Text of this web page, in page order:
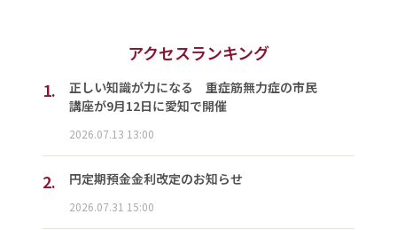
アクセスランキング
1.
正しい知識が力になる 重症筋無力症の市民
講座が9月12日に愛知で開催
2026.07.13 13:00
2. 円定期預金金利改定のお知らせ
2026.07.31 15:00